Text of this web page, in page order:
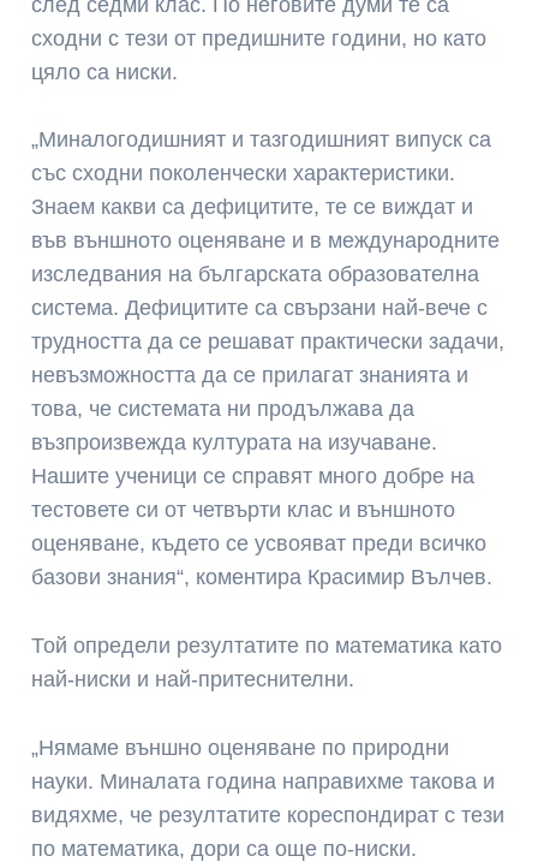
сходни с тези от предишните години, но като
цяло са ниски.
„Миналогодишният и тазгодишният випуск са
със сходни поколенчески характеристики.
Знаем какви са дефицитите, те се виждат и
във външното оценяване и в международните
изследвания на българската образователна
система. Дефицитите са свързани най-вече с
трудността да се решават практически задачи,
невъзможността да се прилагат знанията и
това, че системата ни продължава да
възпроизвежда културата на изучаване.
Нашите ученици се справят много добре на
тестовете си от четвърти клас и външното
оценяване, където се усвояват преди всичко
базови знания“, коментира Красимир Вълчев.
Той определи резултатите по математика като
най-ниски и най-притеснителни.
„Нямаме външно оценяване по природни
науки. Миналата година направихме такова и
видяхме, че резултатите кореспондират с тези
по математика, дори са още по-ниски.